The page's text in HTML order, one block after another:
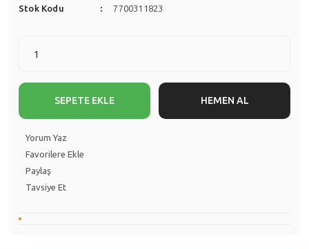
Stok Kodu
7700311823
SEPETE EKLE HEMEN AL
Yorum Yaz
Paylaş
Tavsiye Et